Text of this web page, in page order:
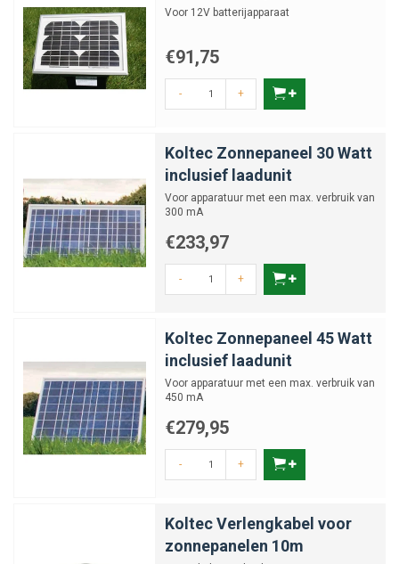
Voor 12V batterijapparaat
€91,75
- +
Koltec Zonnepaneel 30 Watt
inclusief laadunit
Voor apparatuur met een max. verbruik van
300 mA
€233,97
- +
Koltec Zonnepaneel 45 Watt
inclusief laadunit
Voor apparatuur met een max. verbruik van
450 mA
€279,95
- +
Koltec Verlengkabel voor
zonnepanelen 10m